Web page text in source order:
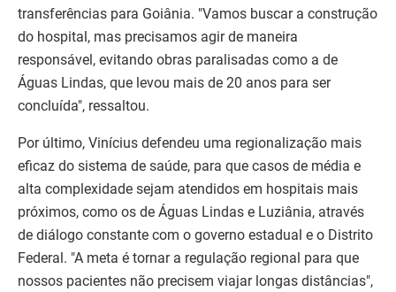
transferências para Goiânia. "Vamos buscar a construção
do hospital, mas precisamos agir de maneira
responsável, evitando obras paralisadas como a de
Águas Lindas, que levou mais de 20 anos para ser
concluída", ressaltou.
Por último, Vinícius defendeu uma regionalização mais
eficaz do sistema de saúde, para que casos de média e
alta complexidade sejam atendidos em hospitais mais
próximos, como os de Águas Lindas e Luziânia, através
de diálogo constante com o governo estadual e o Distrito
Federal. "A meta é tornar a regulação regional para que
nossos pacientes não precisem viajar longas distâncias",